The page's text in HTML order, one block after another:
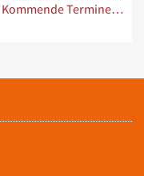
Kommende Termine…